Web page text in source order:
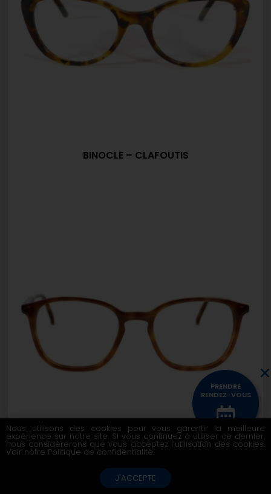
BINOCLE – CLAFOUTIS
BINOCLE – CROQUE MADAME
PRENDRE
RENDEZ-VOUS
CONTACTEZ
Nous utilisons des cookies pour vous garantir la meilleure
expérience sur notre site. Si vous continuez à utiliser ce dernier,
nous considérerons que vous acceptez l’utilisation des cookies.
Voir notre Politique de confidentialité
J'ACCEPTE